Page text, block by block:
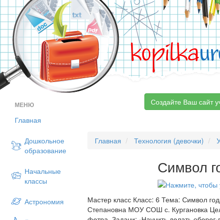
kopilka
МЕНЮ
Главная
Дошкольное
образование
Начальные
классы
Астрономия
Создайте Ваш сайт
Главная Технология (девочки)
Символ
Мастер класс Класс: 6 Тема: Символ
Степановна МОУ СОШ с. Кургановка